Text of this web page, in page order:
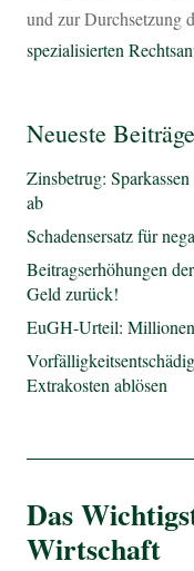
und zur Durchsetzung
spezialisierten
Neueste Beiträge
Zinsbetrug:
ab
Schadensersatz für
Beitragserhöhungen
Geld zurück!
EuGH-Urteil:
Extrakosten ablösen
Das
Wirtschaft